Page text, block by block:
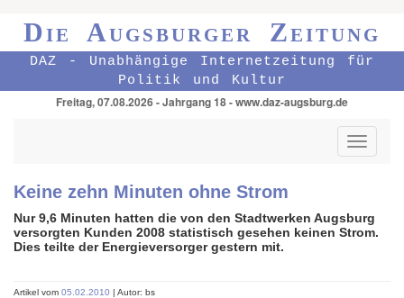
Die Augsburger Zeitung
DAZ - Unabhängige Internetzeitung für
Politik und Kultur
Freitag, 07.08.2026 - Jahrgang 18 - www.daz-augsburg.de
Toggle
Keine zehn Minuten ohne Strom
Nur 9,6 Minuten hatten die von den Stadtwerken Augsburg
versorgten Kunden 2008 statistisch gesehen keinen Strom.
Dies teilte der Energieversorger gestern mit.
Artikel vom 05.02.2010 | Autor: bs